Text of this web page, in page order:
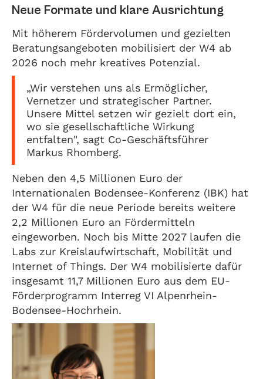
Neue Formate und klare Ausrichtung
Mit höherem Fördervolumen und gezielten
Beratungsangeboten mobilisiert der W4 ab
2026 noch mehr kreatives Potenzial.
„Wir verstehen uns als Ermöglicher,
Vernetzer und strategischer Partner.
Unsere Mittel setzen wir gezielt dort ein,
wo sie gesellschaftliche Wirkung
entfalten", sagt Co-Geschäftsführer
Markus Rhomberg.
Neben den 4,5 Millionen Euro der
Internationalen Bodensee-Konferenz (IBK) hat
der W4 für die neue Periode bereits weitere
2,2 Millionen Euro an Fördermitteln
eingeworben. Noch bis Mitte 2027 laufen die
Labs zur Kreislaufwirtschaft, Mobilität und
Internet of Things. Der W4 mobilisierte dafür
insgesamt 11,7 Millionen Euro aus dem EU-
Förderprogramm Interreg VI Alpenrhein-
Bodensee-Hochrhein.